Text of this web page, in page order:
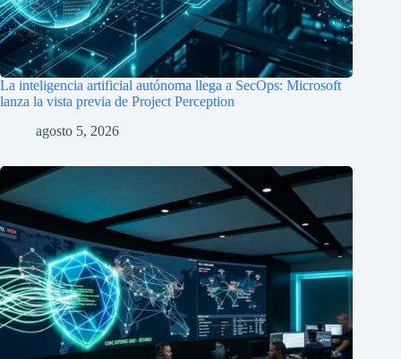
La inteligencia artificial autónoma llega a SecOps: Microsoft
lanza la vista previa de Project Perception
agosto 5, 2026